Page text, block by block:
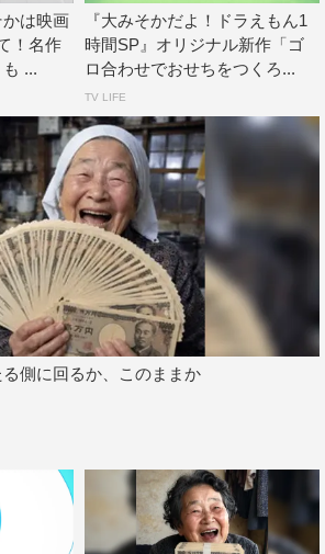
かは映画
！名作
...
『大みそかだよ！ドラえもん1
時間SP』オリジナル新作「ゴ
ロ合わせでおせちをつくろ...
TV LIFE
る側に回るか、このままか